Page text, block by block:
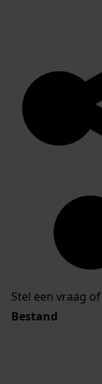
Stel een vraag
Bestand